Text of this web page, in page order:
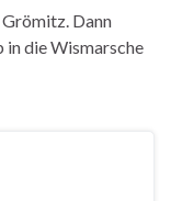
Grömitz. Dann
in die Wismarsche